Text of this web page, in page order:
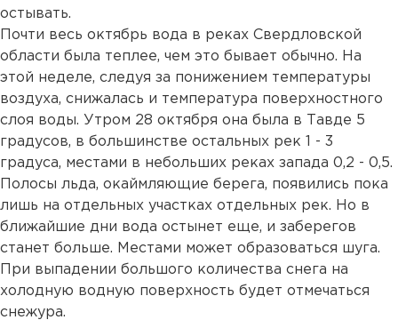
остывать.
Почти весь октябрь вода в реках Свердловской
области была теплее, чем это бывает обычно. На
этой неделе, следуя за понижением температуры
воздуха, снижалась и температура поверхностного
слоя воды. Утром 28 октября она была в Тавде 5
градусов, в большинстве остальных рек 1 - 3
градуса, местами в небольших реках запада 0,2 - 0,5.
Полосы льда, окаймляющие берега, появились пока
лишь на отдельных участках отдельных рек. Но в
ближайшие дни вода остынет еще, и заберегов
станет больше. Местами может образоваться шуга.
При выпадении большого количества снега на
холодную водную поверхность будет отмечаться
снежура.